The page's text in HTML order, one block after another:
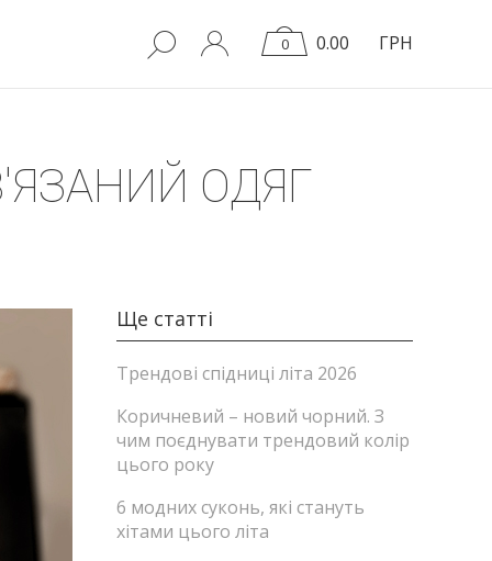
0 0.00 ГРН
ОДЯГ
Ще статті
Трендові спідниці літа 2026
Коричневий – новий чорний. З
чим поєднувати трендовий колір
цього року
6 модних суконь, які стануть
хітами цього літа